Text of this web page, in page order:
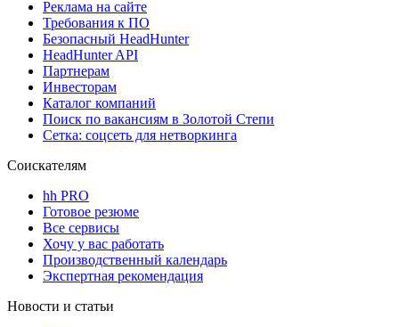
Реклама на сайте
Требования к ПО
Безопасный HeadHunter
HeadHunter API
Партнерам
Инвесторам
Каталог компаний
Поиск по вакансиям в Золотой Степи
Сетка: соцсеть для нетворкинга
Соискателям
hh PRO
Готовое резюме
Все сервисы
Хочу у вас работать
Производственный календарь
Экспертная рекомендация
Новости и статьи